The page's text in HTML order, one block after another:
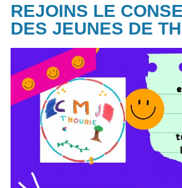
REJOINS LE
DES JEUNES DE